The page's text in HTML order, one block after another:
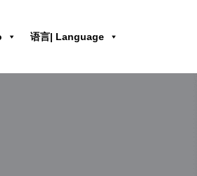
语言| Language